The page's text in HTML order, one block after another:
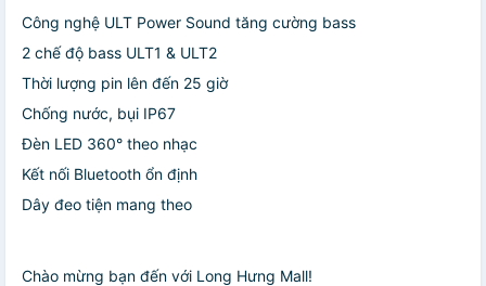
Công nghệ ULT Power Sound tăng cường bass
2 chế độ bass ULT1 & ULT2
Thời lượng pin lên đến 25 giờ
Chống nước, bụi IP67
Đèn LED 360° theo nhạc
Kết nối Bluetooth ổn định
Dây đeo tiện mang theo
Chào mừng bạn đến với Long Hưng Mall!